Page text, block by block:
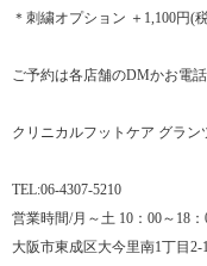
＊刺繍オプション ＋1,100円(
ご予約は各店舗のDMかお電話
クリニカルフットケア グラン
TEL:06-4307-5210
営業時間/月～土 10：00～18
大阪市東成区大今里南1丁目2-